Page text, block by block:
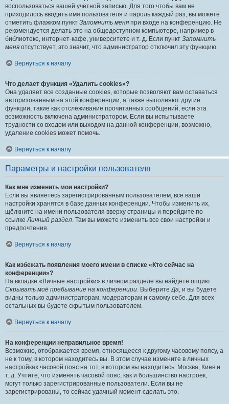
воспользоваться вашей учётной записью. Для того чтобы вам не
приходилось вводить имя пользователя и пароль каждый раз, вы можете
отметить флажком пункт Запомнить меня при входе на конференцию. Не
рекомендуется делать это на общедоступном компьютере, например в
библиотеке, интернет-кафе, университете и т. д. Если пункт Запомнить
меня отсутствует, это значит, что администратор отключил эту функцию.
Вернуться к началу
Что делает функция «Удалить cookies»?
Она удаляет все созданные cookies, которые позволяют вам оставаться
авторизованным на этой конференции, а также выполняют другие
функции, такие как отслеживание прочитанных сообщений, если эта
возможность включена администратором. Если вы испытываете
трудности со входом или выходом на данной конференции, возможно,
удаление cookies может помочь.
Вернуться к началу
Параметры и настройки пользователя
Как мне изменить мои настройки?
Если вы являетесь зарегистрированным пользователем, все ваши
настройки хранятся в базе данных конференции. Чтобы изменить их,
щёлкните на имени пользователя вверху страницы и перейдите по
ссылкеЛичный раздел. Там вы можете изменить все свои настройки и
предпочтения.
Вернуться к началу
Как избежать появления моего имени в списке «Кто сейчас на
конференции»?
На вкладке «Личные настройки» в личном разделе вы найдёте опцию
Скрывать моё пребывание на конференции. ВыберитеДа, и вы будете
видны только администраторам, модераторам и самому себе. Для всех
остальных вы будете скрытым пользователем.
Вернуться к началу
На конференции неправильное время!
Возможно, отображается время, относящееся к другому часовому поясу, а
не к тому, в котором находитесь вы. В этом случае измените в личных
настройках часовой пояс на тот, в котором вы находитесь: Москва, Киев и
т. д. Учтите, что изменять часовой пояс, как и большинство настроек,
могут только зарегистрированные пользователи. Если вы не
зарегистрированы, то сейчас удачный момент сделать это.